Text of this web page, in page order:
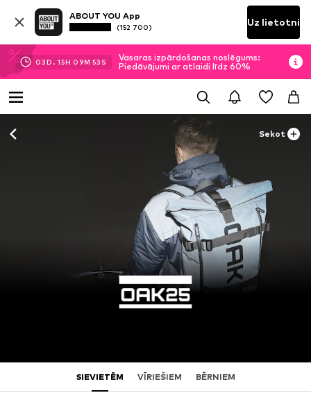
ABOUT YOU App
(152 700) Uz lietotni
03D. 15H 09M 52 S
Vasaras izpārdošanas noslēgums:
Piedāvājumi ar atlaidi līdz 60%
Sekot
SIEVIETĒM VĪRIEŠIEM BĒRNIEM